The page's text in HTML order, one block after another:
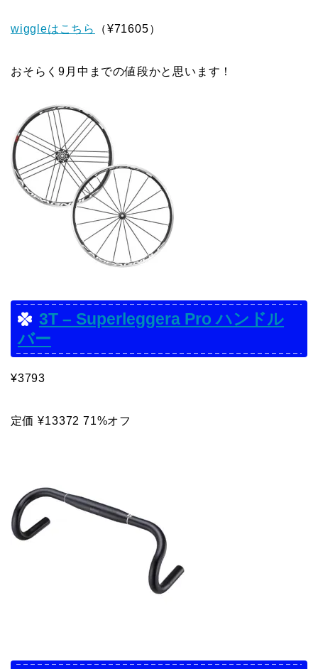
wiggleはこちら （¥71605）
おそらく9月中までの値段かと思います！
3T – Superleggera Pro ハンドル
バー
¥3793
定価 ¥13372 71%オフ